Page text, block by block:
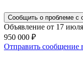
Сообщить о проблеме с
Объявление от 17 июля
950 000 ₽
Отправить сообщение